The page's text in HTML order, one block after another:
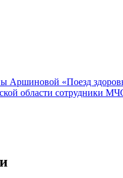
Аршиновой «Поезд
области сотрудники